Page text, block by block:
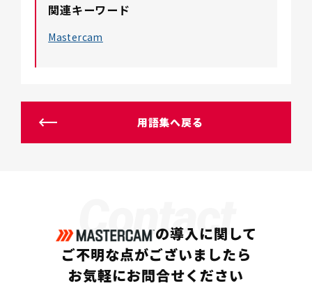
関連キーワード
Mastercam
用語集へ戻る
Contact
の導入に関して
ご不明な点がございましたら
お気軽にお問合せください